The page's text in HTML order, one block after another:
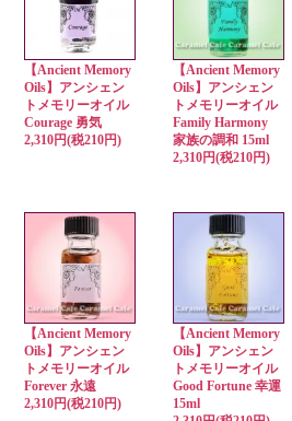
【Ancient Memory
Oils】アンシェン
トメモリーオイル
Courage 勇気
2,310円(税210円)
【Ancient Memory
Oils】アンシェン
トメモリーオイル
Family Harmony
家族の調和 15ml
2,310円(税210円)
【Ancient Memory
Oils】アンシェン
トメモリーオイル
Forever 永遠
2,310円(税210円)
【Ancient Memory
Oils】アンシェン
トメモリーオイル
Good Fortune 幸運
15ml